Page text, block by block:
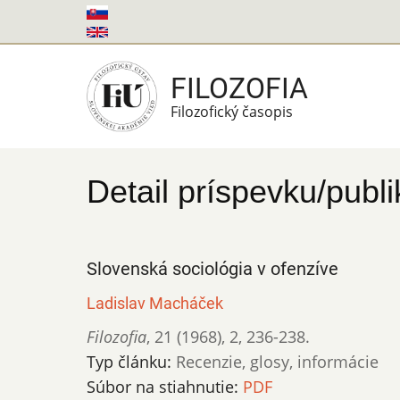
na
FILOZOFIA
Filozofický časopis
Detail príspevku/
Slovenská sociológia v ofenzíve
Ladislav Macháček
Filozofia, 21 (1968), 2, 236-238.
Typ článku: Recenzie, glosy, informácie
Súbor na stiahnutie: PDF